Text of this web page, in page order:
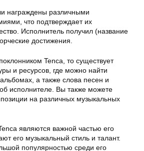
награждены различными
что подтверждает их
Исполнитель получил (название
достижения.
Tenca, то существует
и ресурсов, где можно найти
а также слова песен и
исполнителе. Вы также можете
на различных музыкальных
являются важной частью его
его музыкальный стиль и талант.
популярностью среди его